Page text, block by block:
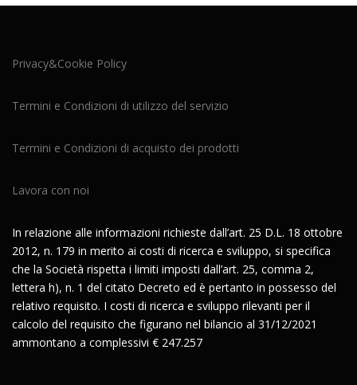
Privacy&Cookie Policy
Termini e Condizioni di utilizzo del servizio
Termini e Condizioni di acquisto dei prodotti
Lavora con noi
In relazione alle informazioni richieste dall’art. 25 D.L. 18 ottobre
2012, n. 179 in merito ai costi di ricerca e sviluppo, si specifica
che la Società rispetta i limiti imposti dall’art. 25, comma 2,
lettera h), n. 1 del citato Decreto ed è pertanto in possesso del
relativo requisito. I costi di ricerca e sviluppo rilevanti per il
calcolo del requisito che figurano nel bilancio al 31/12/2021
ammontano a complessivi € 247.257